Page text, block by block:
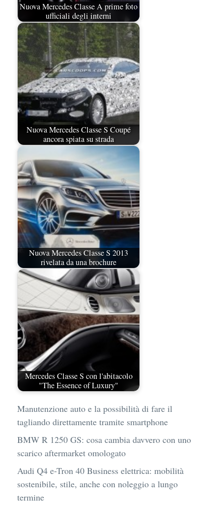
Nuova Mercedes Classe A prime foto
ufficiali degli interni
Nuova Mercedes Classe S Coupé
ancora spiata su strada
Nuova Mercedes Classe S 2013
rivelata da una brochure
Mercedes Classe S con l'abitacolo
"The Essence of Luxury"
Manutenzione auto e la possibilità di fare il
tagliando direttamente tramite smartphone
BMW R 1250 GS: cosa cambia davvero con uno
scarico aftermarket omologato
Audi Q4 e-Tron 40 Business elettrica: mobilità
sostenibile, stile, anche con noleggio a lungo
termine